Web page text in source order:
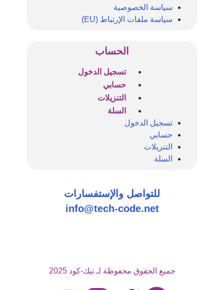
سياسة الخصوصية
سياسة ملفات الإرتباط (EU)
الحساب
تسجيل الدخول
حسابي
التنزيلات
السلة
تسجيل الدخول
حسابي
التنزيلات
السلة
للتواصل والإستفسارات
info@tech-code.net
جميع الحقوق محفوظة لـ تيك-كود 2025